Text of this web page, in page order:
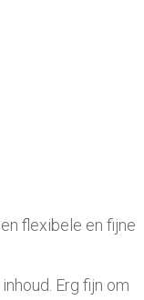
flexibele en fijne
Erg fijn om